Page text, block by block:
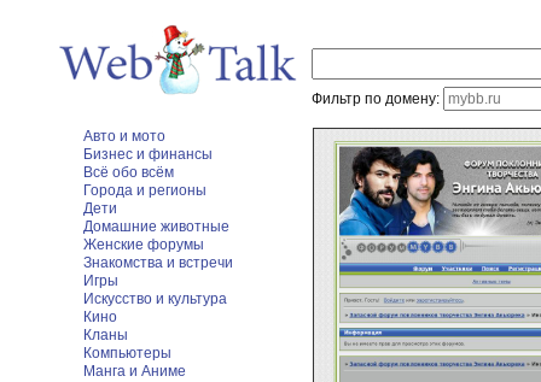
Фильтр по домену:
Авто и мото
Бизнес и финансы
Всё обо всём
Города и регионы
Дети
Домашние животные
Женские форумы
Знакомства и встречи
Игры
Искусство и культура
Кино
Кланы
Компьютеры
Манга и Аниме